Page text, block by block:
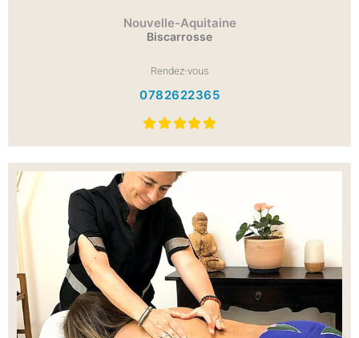
Nouvelle-Aquitaine
Biscarrosse
Rendez-vous
0782622365